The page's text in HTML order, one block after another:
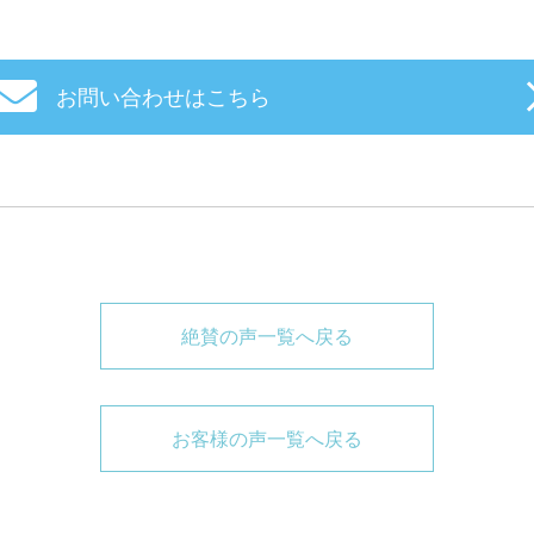
お問い合わせはこちら
絶賛の声一覧へ戻る
お客様の声一覧へ戻る